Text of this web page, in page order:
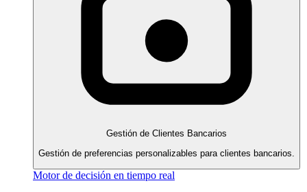
Gestión de Clientes Bancarios
Gestión de preferencias personalizables para clientes bancarios.
Motor de decisión en tiempo real